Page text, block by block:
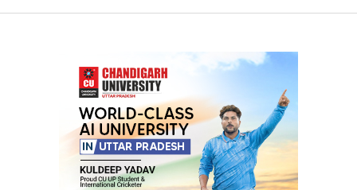
Your E-mail*
Submit Comment